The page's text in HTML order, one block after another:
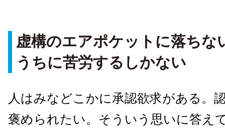
虚構のエアポケットに落ちな
うちに苦労するしかない
人はみなどこかに承認欲求がある。
褒められたい。そういう思いに答え